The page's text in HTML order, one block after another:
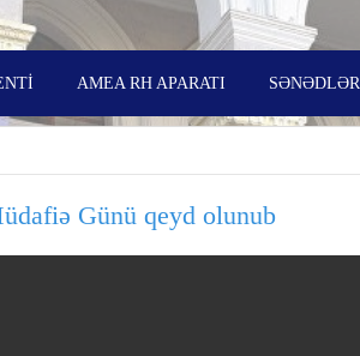
AMEA RH APARATI SƏNƏDLƏR
Günü qeyd olunub